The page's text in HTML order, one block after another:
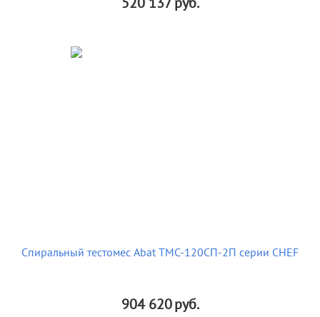
Спиральный тестомес Abat ТМС-120СП-2П серии CHEF
904 620руб.